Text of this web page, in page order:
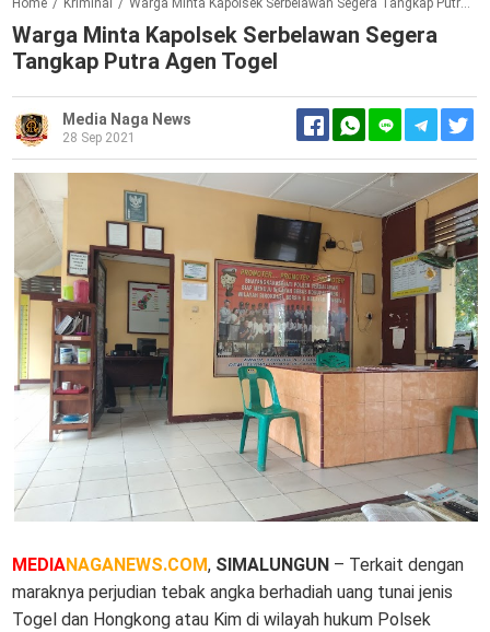
Home / Kriminal / Warga Minta Kapolsek Serbelawan Segera Tangkap Putra Agen Togel
Warga Minta Kapolsek Serbelawan Segera
Tangkap Putra Agen Togel
Media Naga News
28 Sep 2021
MEDIANAGANEWS.COM, SIMALUNGUN – Terkait dengan
maraknya perjudian tebak angka berhadiah uang tunai jenis
Togel dan Hongkong atau Kim di wilayah hukum Polsek